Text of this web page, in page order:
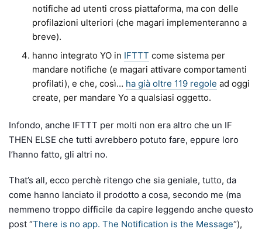
notifiche ad utenti cross piattaforma, ma con delle
profilazioni ulteriori (che magari implementeranno a
breve).
hanno integrato YO in IFTTT come sistema per
mandare notifiche (e magari attivare comportamenti
profilati), e che, così… ha già oltre 119 regole ad oggi
create, per mandare Yo a qualsiasi oggetto.
Infondo, anche IFTTT per molti non era altro che un IF
THEN ELSE che tutti avrebbero potuto fare, eppure loro
l’hanno fatto, gli altri no.
That’s all, ecco perchè ritengo che sia geniale, tutto, da
come hanno lanciato il prodotto a cosa, secondo me (ma
nemmeno troppo difficile da capire leggendo anche questo
post “There is no app. The Notification is the Message“),